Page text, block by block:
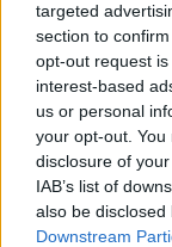
targeted
section to
opt-out request
interest-based
us or personal
your opt-out.
disclosure of
IAB’s list of
also be
Downstream
I lavori più
Addetti Alla
Agenti di
Operai
Acconciatori
Orario
Full Time 113